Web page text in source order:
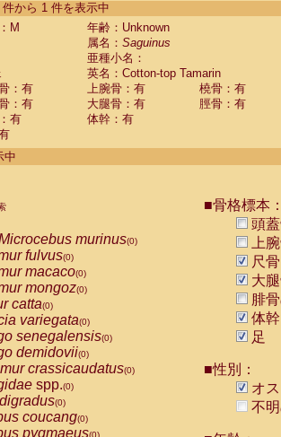
labiatus(0)
leucopus (0)
nigricollis (0)
oedipus
weddelli
spp.
boliviensis(0)
(0)
caraya(0)
fusca(0)
seniculus
spp.(0)
(0)
(0)
(0)
(0)
lagothricha
lagothricha cana
calvus rubicundus
から 1 件を表示中
M
年齢：Unknown
属名： Saguinus
亜種小名：
英名：Cotton-top Tamarin
：有 上腕骨：有
橈骨：有
：有 大腿骨：有
脛骨：有
有
体幹：有
中
murinus(0)
fulvus(0)
macaco(0)
mongoz(0)
catta(0)
variegata(0)
senegalensis(0)
demidovii(0)
crassicaudatus(0)
spp.(0)
(0)
coucang(0)
pygmaeus(0)
■骨格標本：
頭
上
尺骨
大
腓骨
体幹
足
■性別：
オス
不明